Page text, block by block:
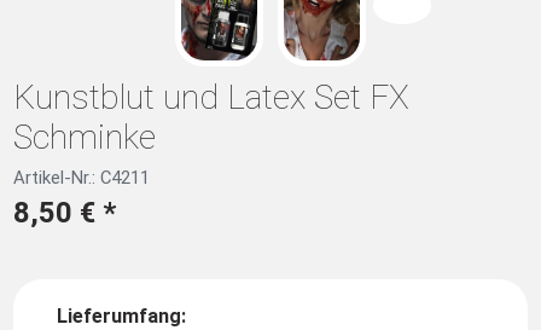
Kunstblut und Latex Set FX
Schminke
Artikel-Nr.: C4211
8,50 € *
Lieferumfang: